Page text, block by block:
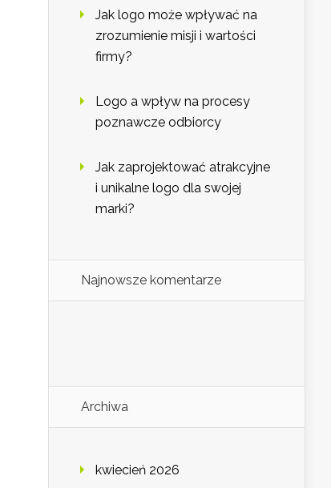
Jak logo może wpływać na
zrozumienie misji i wartości
firmy?
Logo a wpływ na procesy
poznawcze odbiorcy
Jak zaprojektować atrakcyjne
i unikalne logo dla swojej
marki?
Najnowsze komentarze
Archiwa
kwiecień 2026